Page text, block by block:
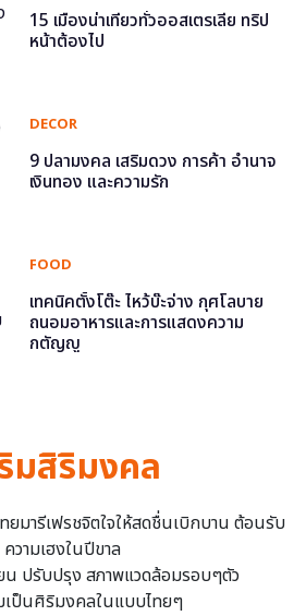
15 เมืองน่าเที่ยวทั่วออสเตรเลีย ทริป
หน้าต้องไป
DECOR
9 ปลามงคล เสริมดวง การค้า อำนาจ
เงินทอง และความรัก
FOOD
เทคนิคตั้งโต๊ะ ไหว้บ๊ะจ่าง กุศโลบาย
ถนอมอาหารและการแสดงความ
กตัญญู
มสิริมงคล
มารีเฟรชจิตใจให้สดชื่นเบิกบาน ต้อนรับ
ความเฮงในปีขาล
น ปรับปรุง สภาพแวดล้อมรอบๆตัว
เป็นศิริมงคลในแบบไทยๆ